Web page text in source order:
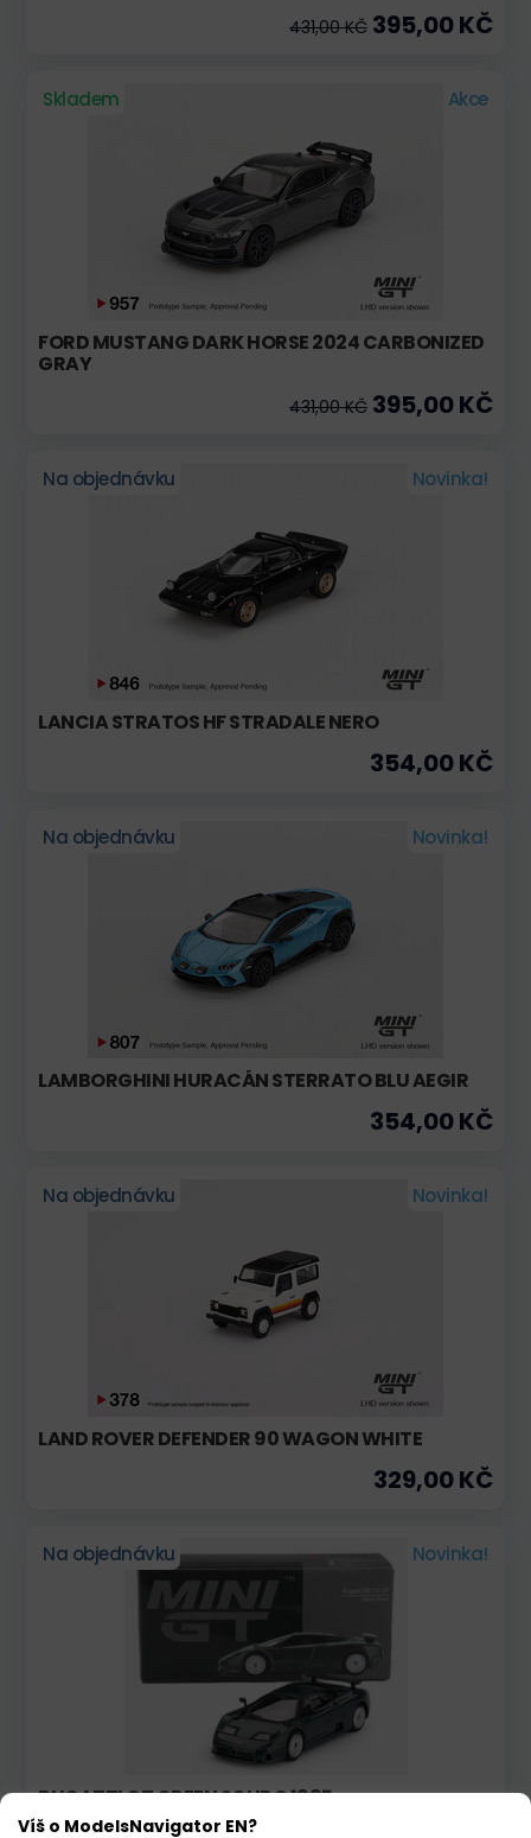
431,00 KČ 395,00 KČ
Skladem Akce
FORD MUSTANG DARK HORSE 2024 CARBONIZED
GRAY
431,00 KČ 395,00 KČ
Na objednávku Novinka!
LANCIA STRATOS HF STRADALE NERO
354,00 KČ
Na objednávku Novinka!
LAMBORGHINI HURACÁN STERRATO BLU AEGIR
354,00 KČ
Na objednávku Novinka!
LAND ROVER DEFENDER 90 WAGON WHITE
329,00 KČ
Na objednávku Novinka!
BUGATTI GT GREEN SCURO 1995
Víš o ModelsNavigator EN?